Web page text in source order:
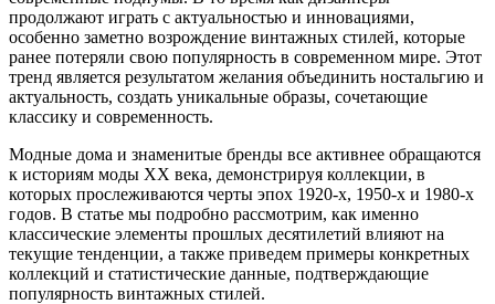
продолжают играть с актуальностью и инновациями,
особенно заметно возрождение винтажных стилей, которые
ранее потеряли свою популярность в современном мире. Этот
тренд является результатом желания объединить ностальгию и
актуальность, создать уникальные образы, сочетающие
классику и современность.
Модные дома и знаменитые бренды все активнее обращаются
к историям моды XX века, демонстрируя коллекции, в
которых прослеживаются черты эпох 1920-х, 1950-х и 1980-х
годов. В статье мы подробно рассмотрим, как именно
классические элементы прошлых десятилетий влияют на
текущие тенденции, а также приведем примеры конкретных
коллекций и статистические данные, подтверждающие
популярность винтажных стилей.